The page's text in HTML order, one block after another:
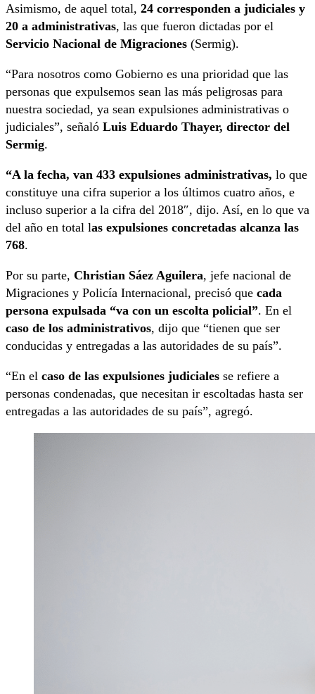
Asimismo, de aquel total, 24 corresponden a judiciales y
20 a administrativas, las que fueron dictadas por el
Servicio Nacional de Migraciones (Sermig).
“Para nosotros como Gobierno es una prioridad que las
personas que expulsemos sean las más peligrosas para
nuestra sociedad, ya sean expulsiones administrativas o
judiciales”, señaló Luis Eduardo Thayer, director del
Sermig.
“A la fecha, van 433 expulsiones administrativas, lo que
constituye una cifra superior a los últimos cuatro años, e
incluso superior a la cifra del 2018″, dijo. Así, en lo que va
del año en total las expulsiones concretadas alcanza las
768.
Por su parte, Christian Sáez Aguilera, jefe nacional de
Migraciones y Policía Internacional, precisó que cada
persona expulsada “va con un escolta policial”. En el
caso de los administrativos, dijo que “tienen que ser
conducidas y entregadas a las autoridades de su país”.
“En el caso de las expulsiones judiciales se refiere a
personas condenadas, que necesitan ir escoltadas hasta ser
entregadas a las autoridades de su país”, agregó.